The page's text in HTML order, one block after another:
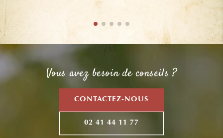
Vous avez besoin de conseils ?
CONTACTEZ-NOUS
02 41 44 11 77